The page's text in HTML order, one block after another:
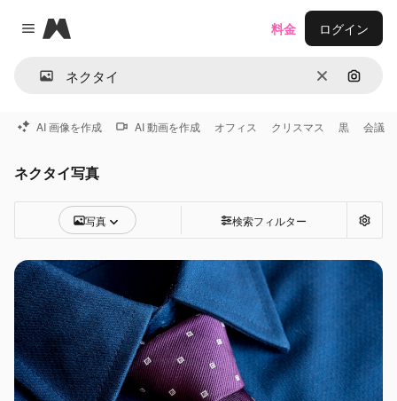
Close menu
Magnific
消去 画像で
料金 ログイン
AI 画像を作成 AI 動画を作成 オフィス クリスマス 黒 会議
ネクタイ写真
写真 検索フィルター